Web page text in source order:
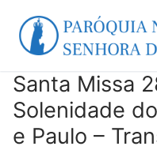
para
Santa Missa
Solenidade
e Paulo –